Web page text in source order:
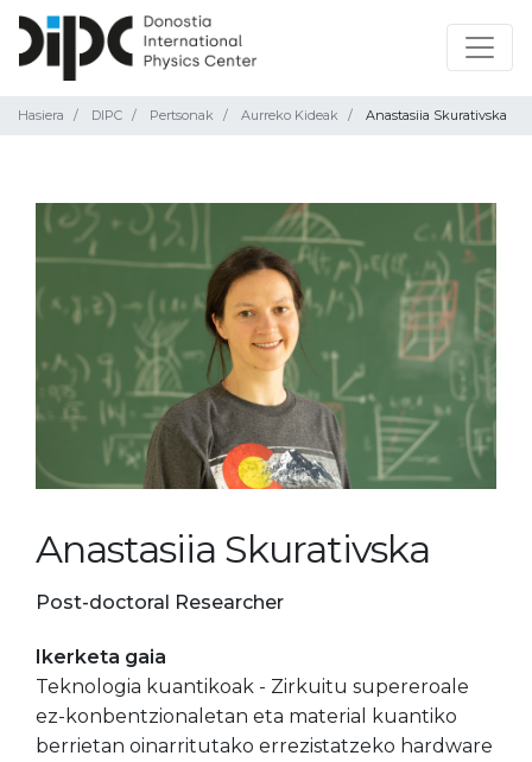
Hasiera DIPC Pertsonak Aurreko Kideak Anastasiia Skurativska
Anastasiia Skurativska
Post-doctoral Researcher
Ikerketa gaia
Teknologia kuantikoak - Zirkuitu supereroale
ez-konbentzionaletan eta material kuantiko
berrietan oinarritutako errezistatzeko hardware